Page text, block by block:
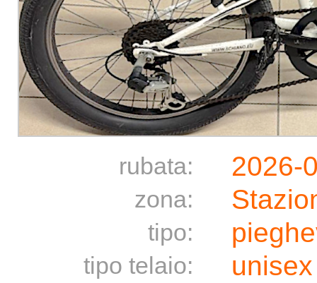
rubata: 2026-
zona:
tipo:
tipo telaio: unisex